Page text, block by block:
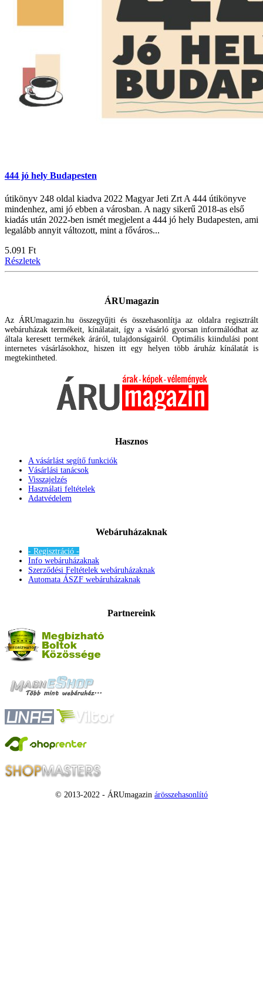
444 jó hely Budapesten
útikönyv 248 oldal kiadva 2022 Magyar Jeti Zrt A 444 útikönyve
mindenhez, ami jó ebben a városban. A nagy sikerű 2018-as első
kiadás után 2022-ben ismét megjelent a 444 jó hely Budapesten, ami
legalább annyit változott, mint a főváros...
5.091 Ft
Részletek
ÁRUmagazin
Az ÁRUmagazin.hu összegyűjti és összehasonlítja az oldalra regisztrált
webáruházak termékeit, kínálatait, így a vásárló gyorsan informálódhat az
általa keresett termékek áráról, tulajdonságairól. Optimális kiindulási pont
internetes vásárlásokhoz, hiszen itt egy helyen több áruház kínálatát is
megtekintheted.
Hasznos
A vásárlást segítő funkciók
Vásárlási tanácsok
Visszajelzés
Használati feltételek
Adatvédelem
Webáruházaknak
- Regisztráció -
Info webáruházaknak
Szerződési Feltételek webáruházaknak
Automata ÁSZF webáruházaknak
Partnereink
© 2013-2022 - ÁRUmagazin árösszehasonlító